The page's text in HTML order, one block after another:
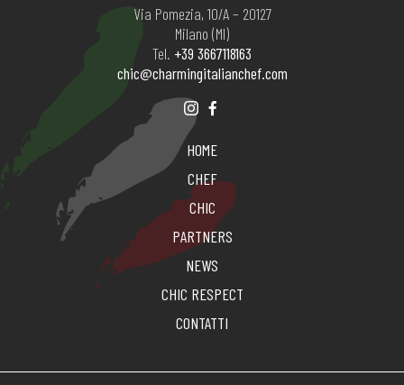
Via Pomezia, 10/A – 20127
Milano (MI)
Tel. +39 3667118163
chic@charmingitalianchef.com
HOME
CHEF
CHIC
PARTNERS
NEWS
CHIC RESPECT
CONTATTI